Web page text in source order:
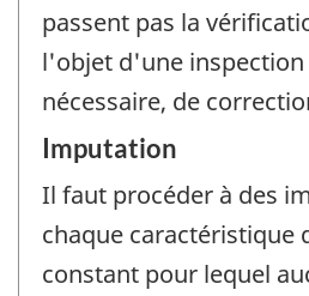
passent pas la
l'objet d'une inspection
nécessaire, de
Imputation
Il faut procéder à des
chaque caractéristique
constant pour lequel